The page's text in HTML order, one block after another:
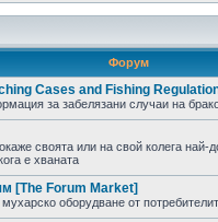
Форум
Cases and Fishing
за забелязани случаи на
своята или на свой колега най-
е хваната
[The Forum Market]
оборудване от